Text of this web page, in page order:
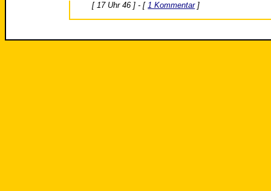
[ 17 Uhr 46 ] - [1 Kommentar]